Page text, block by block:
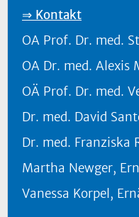
⇒ Kontakt
OA Prof. Dr. med.
OA Dr. med.
OÄ Prof. Dr. med.
Dr. med. David
Dr. med. Franziska
Martha Newger,
Vanessa Korpel,